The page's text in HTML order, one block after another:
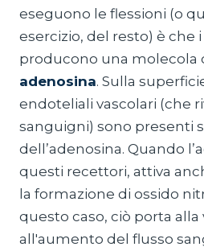
eseguono le flessioni (o
esercizio, del resto) è che
producono una molecola
adenosina. Sulla
endoteliali vascolari (che
sanguigni) sono presenti
dell’adenosina. Quando
questi recettori, attiva
la formazione di ossido
questo caso, ciò porta alla
all'aumento del flusso